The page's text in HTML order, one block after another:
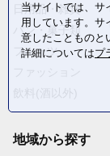
日用品・雑貨
パン・菓子類
フルーツ
地域から探す
当サイトでは、サ
用しています。サ
意したことものと
詳細についてはプ